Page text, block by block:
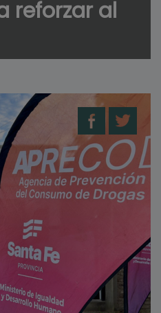
reforzar al